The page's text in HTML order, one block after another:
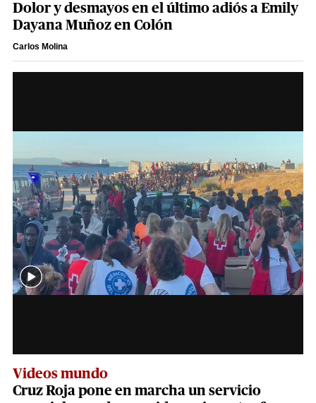
Dolor y desmayos en el último adiós a Emily
Dayana Muñoz en Colón
Carlos Molina
Videos mundo
Cruz Roja pone en marcha un servicio